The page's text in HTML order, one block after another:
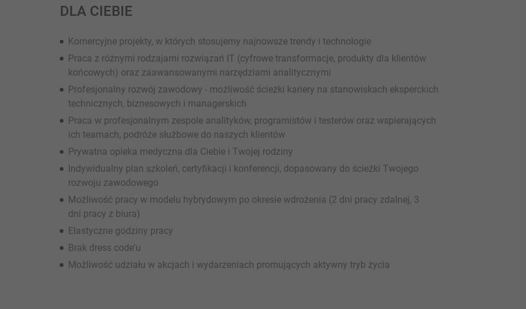
DLA CIEBIE
Komercyjne projekty, w których stosujemy najnowsze trendy i technologie
Praca z różnymi rodzajami rozwiązań IT (cyfrowe transformacje, produkty dla klientów
końcowych) oraz zaawansowanymi narzędziami analitycznymi
Profesjonalny rozwój zawodowy - możliwość ścieżki kariery na stanowiskach eksperckich
technicznych, biznesowych i managerskich
Praca w profesjonalnym zespole analityków, programistów i testerów oraz wspierających
ich teamach, podróże służbowe do naszych klientów
Prywatna opieka medyczna dla Ciebie i Twojej rodziny
Indywidualny plan szkoleń, certyfikacji i konferencji, dopasowany do ścieżki Twojego
rozwoju zawodowego
Możliwość pracy w modelu hybrydowym po okresie wdrożenia (2 dni pracy zdalnej, 3
dni pracy z biura)
Elastyczne godziny pracy
Brak dress code'u
Możliwość udziału w akcjach i wydarzeniach promujących aktywny tryb życia